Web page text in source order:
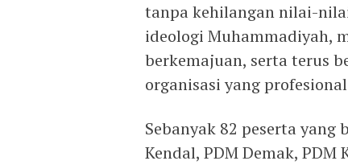
tanpa kehilangan nilai-
ideologi Muhammadiyah,
berkemajuan, serta terus
organisasi yang
Sebanyak 82 peserta yang
Kendal, PDM Demak, PDM